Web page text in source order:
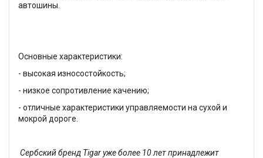
автошины.
Основные характеристики:
- высокая износостойкость;
- низкое сопротивление качению;
- отличные характеристики управляемости на сухой и
мокрой дороге.
Сербский бренд Tigar уже более 10 лет принадлежит